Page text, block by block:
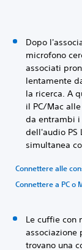
Dopo
microfono
associati
lentamente
la ricerca. A
il PC/Mac
da entrambi i
dell'audio PS
simultanea
Connettere alle
Connettere a PC o
Le cuffie con
associazione
trovano una